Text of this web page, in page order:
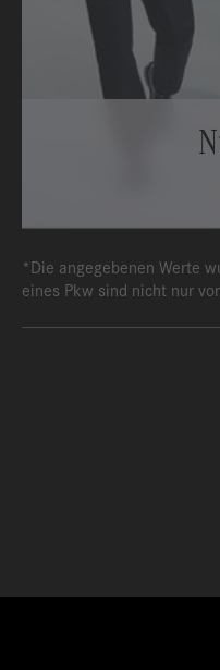
*Die angegebenen Werte
eines Pkw sind nicht nur